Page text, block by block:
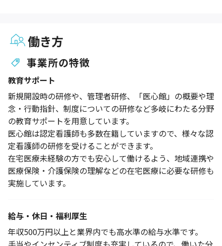
働き方
事業所の特徴
教育サポート
新規開設時の研修や、管理者研修、「医心館」の概要や理
念・行動指針、制度についての研修など多岐にわたる分野
の教育サポートを用意しています。
医心館は認定看護師も多数在籍していますので、様々な認
定看護師の研修を受けることができます。
在宅医療未経験の方でも安心して働けるよう、地域連携や
医療保険・介護保険の理解などの在宅医療に必要な研修も
実施しています。
給与・休日・福利厚生
年収500万円以上と業界内でも高水準の給与水準です。